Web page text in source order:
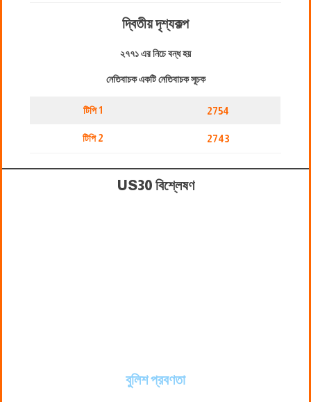
দ্বিতীয় দৃশ্যকল্প
২৭৭১ এর নিচে বন্ধ হয়
নেতিবাচক একটি নেতিবাচক সূচক
টিপি 1 2754
টিপি 2 2743
US30 বিশ্লেষণ
বুলিশ প্রবণতা